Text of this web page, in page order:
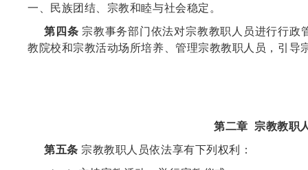
一、民族团结、宗教和睦与社会稳定。
第四条 宗教事务部门依法对宗教教职人员进行行
教院校和宗教活动场所培养、管理宗教教职人员，引
第二章 宗教教职
第五条 宗教教职人员依法享有下列权利：